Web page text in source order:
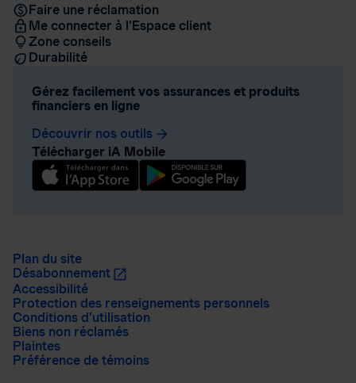
Faire une réclamation
Me connecter à l’Espace client
Zone conseils
Durabilité
Gérez facilement vos assurances et produits
financiers en ligne
Découvrir nos outils arrow_forward
Télécharger iA Mobile
Plan du site
Désabonnement
Accessibilité
Protection des renseignements personnels
Conditions d’utilisation
Biens non réclamés
Plaintes
Préférence de témoins